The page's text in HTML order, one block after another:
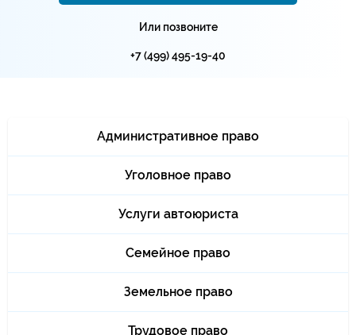
Или позвоните
+7 (499) 495-19-40
Административное право
Уголовное право
Услуги автоюриста
Семейное право
Земельное право
Трудовое право